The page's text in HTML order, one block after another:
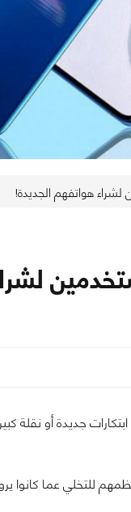
جديدة أو نقلة
للتخلي عما كانوا